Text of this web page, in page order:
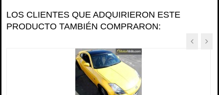
LOS CLIENTES QUE ADQUIRIERON ESTE
PRODUCTO TAMBIÉN COMPRARON: